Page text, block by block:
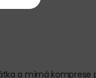
a mírná